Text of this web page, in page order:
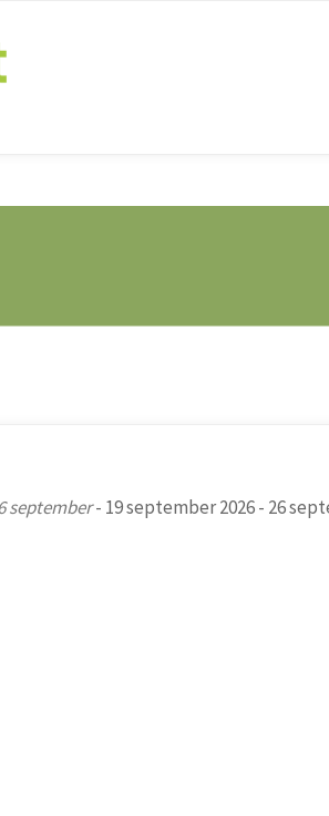
september- 19 september 2026 - 26